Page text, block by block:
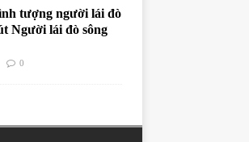
tượng người lái đò
Người lái đò sông
0